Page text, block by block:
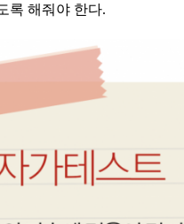
록 해줘야 한다.